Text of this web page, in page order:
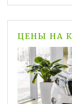
ЦЕНЫ НА